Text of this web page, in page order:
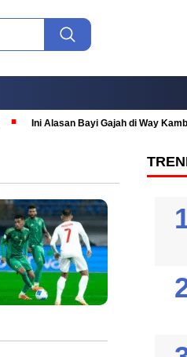
Ini Alasan Bayi Gajah di Way